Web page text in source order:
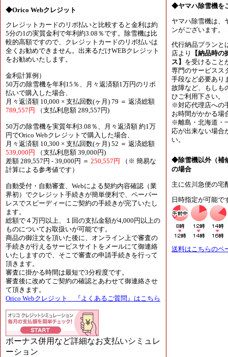
◆Orico Webクレジット
クレジットカードのリボ払いと比較すると金利は約
5分の1の実質金利で年利約3.08％です。除雪機は比
較的高額ですので、クレジットカードのリボ払いは
全くお勧めできません。出来るだけWEBクレジット
をお勧めいたします。
金利計算例）
50万の除雪機を年利15％、月々返済額1万円のリボ
払いで購入した場合、
月々返済額 10,000 × 支払回数(ヶ月) 79 ＝ 返済総額
789,557円
（支払利息額 289,557円)
50万の除雪機を実質年利3.08％、月々返済額 約1万
円でOrico Webクレジットで購入した場合、
月々返済額 10,300 × 支払回数(ヶ月) 52 ＝ 返済総額
539,000円
（支払利息額 39,000円)
差額 289,557円 - 39,000円 ＝ 250,557円
（※ 簡易な
計算による参考値です）
自動受付・自動審査、Webによる契約内容確認（業
界初）でクレジット手続きが簡単便利で、ペーパー
レスでスピーディーにご契約の手続きが完了いたし
ます。
総額で４万円以上、１回の支払金額が4,000円以上の
ものについてお取扱いが可能です。
商品の御注文を頂いた後に、オンライン上で審査の
手続きが行えるサービスサイトをメールにて御連絡
いたしますので、そこで審査の申請手続きを行って
頂きます。
審査に掛かる時間は最短で3分程度です。
審査後に改めてご契約の確認とあわせて御連絡させ
て頂きます。
Orico Webクレジット 『よくあるご質問』はこちら
ボーナス併用など詳細なお支払いシミュレ
ーション
◆ヤマハ除雪機を
ヤマハ除雪機は、
ンがございます。
代行納品プランと
店より
【納品時
ス】 を受けること
専門のサービスス
手段など必要あり
故障など、もしも
ひご利用下さい。
※対応代理店への
お時間がかかる場
※離島・北海道・
応が出来ない場合
い。
◆除雪機以外（補
の場合
主に佐川急便の宅
日時指定が可能で
送料はこちらのペ